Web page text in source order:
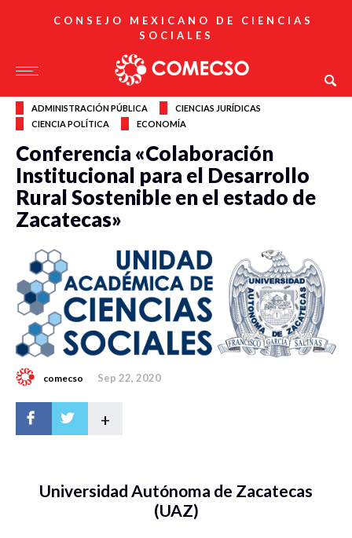
CONSEJO MEXICANO DE CIENCIAS
SOCIALES
ADMINISTRACIÓN PÚBLICA
CIENCIAS JURÍDICAS
CIENCIA POLÍTICA
ECONOMÍA
Conferencia «Colaboración
Institucional para el Desarrollo
Rural Sostenible en el estado de
Zacatecas»
comecso Sep 22, 2020
+
Universidad Autónoma de Zacatecas
(UAZ)